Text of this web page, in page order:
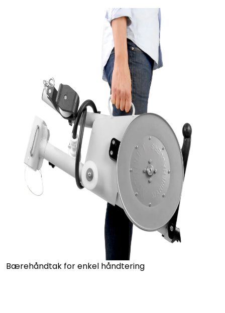
Bærehåndtak for enkel håndtering